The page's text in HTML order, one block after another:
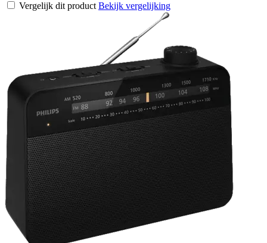
Vergelijk dit product Bekijk vergelijking